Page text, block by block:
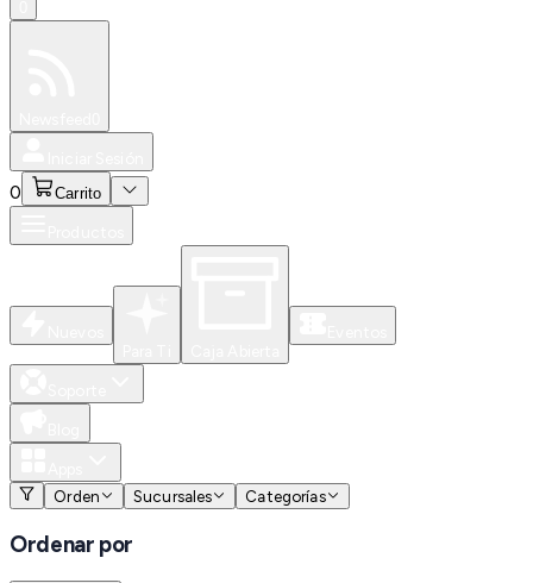
0 Carrito
Orden
Sucursales Categorías
Ordenar por